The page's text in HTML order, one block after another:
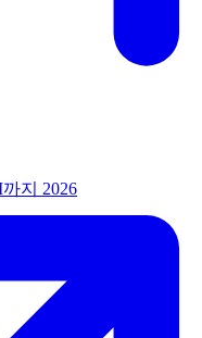
지 2026